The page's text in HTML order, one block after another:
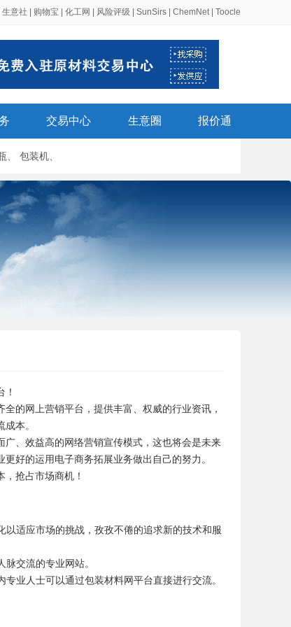
生意社 购物宝 化工网 风险评级 SunSirs ChemNet| Toocle
交易中心 生意圈 报价通
包装机
的网上营销平台，提供丰富、权威的行业资讯，
本。
、效益高的网络营销宣传模式，这也将会是未来
好的运用电子商务拓展业务做出自己的努力。
抢占市场商机！
适应市场的挑战，孜孜不倦的追求新的技术和服
交流的专业网站。
业人士可以通过包装材料网平台直接进行交流。